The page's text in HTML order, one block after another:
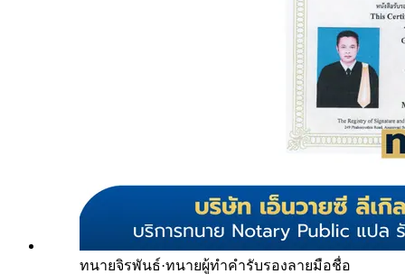
ทนายจิรพันธ์·ทนายผู้ทำคำรับรองลายมือชื่อ